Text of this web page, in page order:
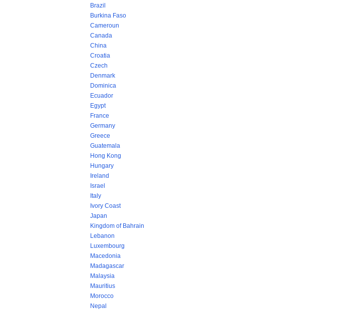
Brazil
Burkina Faso
Cameroun
Canada
China
Croatia
Czech
Denmark
Dominica
Ecuador
Egypt
France
Germany
Greece
Guatemala
Hong Kong
Hungary
Ireland
Israel
Italy
Ivory Coast
Japan
Kingdom of Bahrain
Lebanon
Luxembourg
Macedonia
Madagascar
Malaysia
Mauritius
Morocco
Nepal